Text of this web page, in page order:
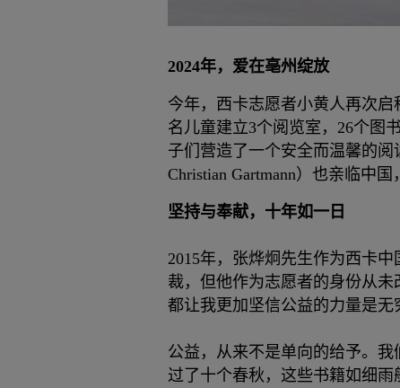
2024年，爱在亳州绽放
今年，西卡志愿者小黄人再次
名儿童建立3个阅览室，26个图
子们营造了一个安全而温馨的
Christian Gartmann）也亲临中国
坚持与奉献，十年如一日
2015年，张烨炯先生作为西卡
裁，但他作为志愿者的身份从未
都让我更加坚信公益的力量是无
公益，从来不是单向的给予。
过了十个春秋，这些书籍如细